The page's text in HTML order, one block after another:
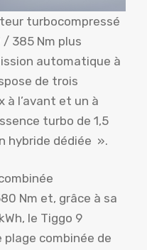
turbocompressé
/ 385 Nm plus
automatique à
de trois
à l’avant et un à
turbo de 1,5
hybride dédiée ».
Nm et, grâce à sa
le Tiggo 9
combinée de